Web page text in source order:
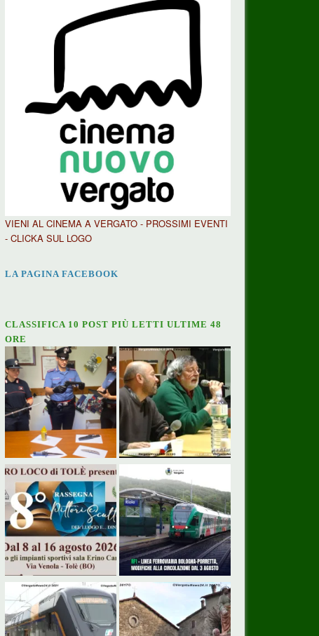
VIENI AL CINEMA A VERGATO - PROSSIMI EVENTI
- CLICKA SUL LOGO
LA PAGINA FACEBOOK
CLASSIFICA 10 POST PIÙ LETTI ULTIME 48
ORE